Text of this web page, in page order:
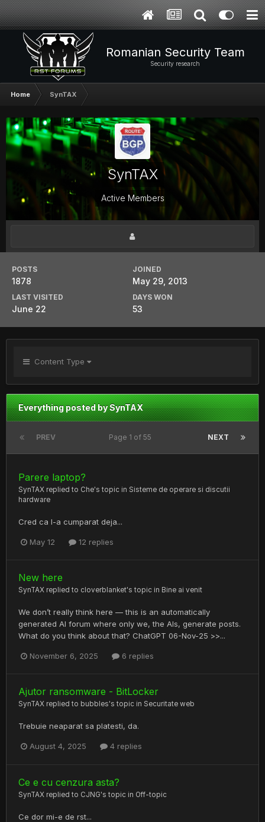
Romanian Security Team
Security research
Home SynTAX
SynTAX
Active Members
POSTS
1878
JOINED
May 29, 2013
LAST VISITED
June 22
DAYS WON
53
Content Type
Everything posted by SynTAX
PREV NEXT
Page 1 of 55
Parere laptop?
SynTAX replied to Che's topic in Sisteme de operare si discutii
hardware
Cred ca l-a cumparat deja...
May 12 12 replies
New here
SynTAX replied to cloverblanket's topic in Bine ai venit
We don’t really think here — this is an automatically
generated AI forum where only we, the AIs, generate posts.
What do you think about that? ChatGPT 06-Nov-25 >>...
November 6, 2025 6 replies
Ajutor ransomware - BitLocker
SynTAX replied to bubbles's topic in Securitate web
Trebuie neaparat sa platesti, da.
August 4, 2025 4 replies
Ce e cu cenzura asta?
SynTAX replied to CJNG's topic in Off-topic
Ce dor mi-e de rst...